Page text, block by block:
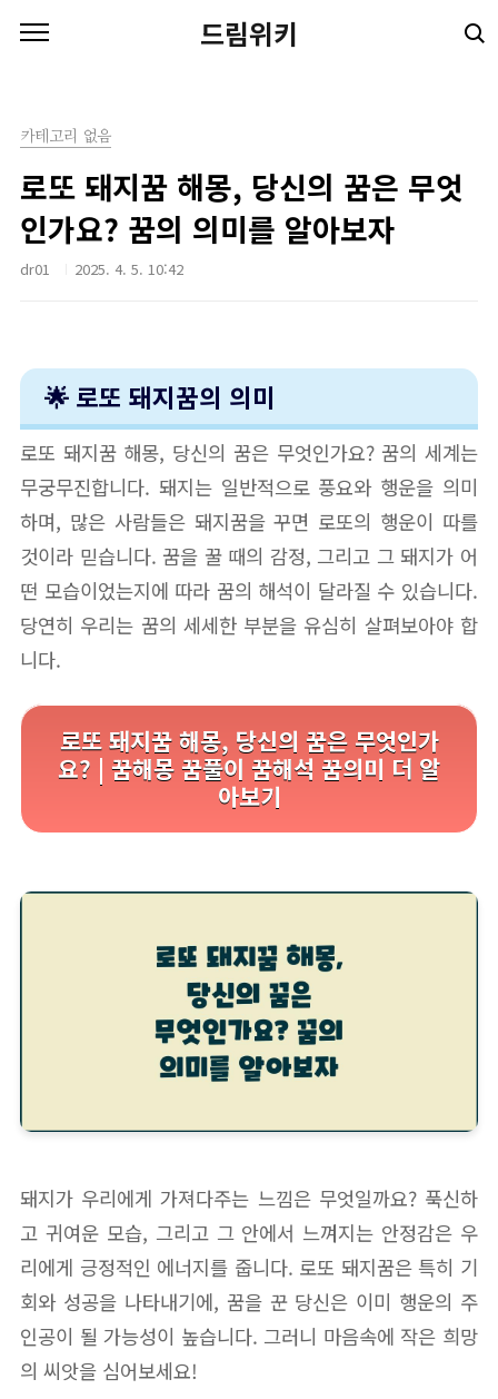
드림위키
카테고리 없음
로또 돼지꿈 해몽, 당신의 꿈은 무엇
인가요? 꿈의 의미를 알아보자
dr01 2025. 4. 5. 10:42
🌟 로또 돼지꿈의 의미
로또 돼지꿈 해몽, 당신의 꿈은 무엇인가요? 꿈의 세계는
무궁무진합니다. 돼지는 일반적으로 풍요와 행운을 의미
하며, 많은 사람들은 돼지꿈을 꾸면 로또의 행운이 따를
것이라 믿습니다. 꿈을 꿀 때의 감정, 그리고 그 돼지가 어
떤 모습이었는지에 따라 꿈의 해석이 달라질 수 있습니다.
당연히 우리는 꿈의 세세한 부분을 유심히 살펴보아야 합
니다.
로또 돼지꿈 해몽, 당신의 꿈은 무엇인가
요? | 꿈해몽 꿈풀이 꿈해석 꿈의미 더 알
아보기
돼지가 우리에게 가져다주는 느낌은 무엇일까요? 푹신하
고 귀여운 모습, 그리고 그 안에서 느껴지는 안정감은 우
리에게 긍정적인 에너지를 줍니다. 로또 돼지꿈은 특히 기
회와 성공을 나타내기에, 꿈을 꾼 당신은 이미 행운의 주
인공이 될 가능성이 높습니다. 그러니 마음속에 작은 희망
의 씨앗을 심어보세요!